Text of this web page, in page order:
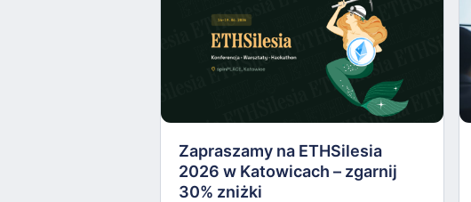
Zapraszamy na ETHSilesia
2026 w Katowicach – zgarnij
30% zniżki